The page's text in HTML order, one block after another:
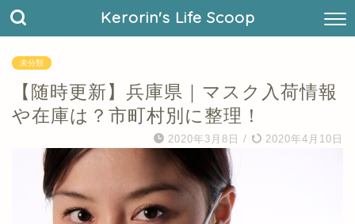
Kerorin's Life Scoop
未分類
【随時更新】兵庫県｜マスク入荷情報
や在庫は？市町村別に整理！
2020年3月8日 / 2020年4月10日